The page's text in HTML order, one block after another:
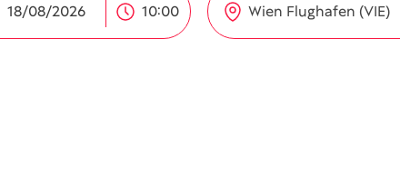
10:00 Wien Flughafen (VIE)